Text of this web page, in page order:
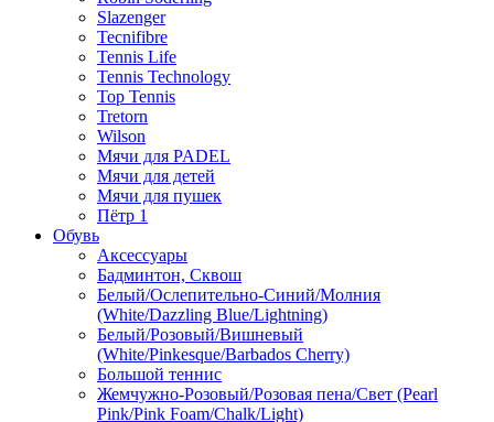
Slazenger
Tecnifibre
Tennis Life
Tennis Technology
Top Tennis
Tretorn
Wilson
Мячи для PADEL
Мячи для детей
Мячи для пушек
Пётр 1
Обувь
Аксессуары
Бадминтон, Сквош
Белый/Ослепительно-Синий/Молния
(White/Dazzling Blue/Lightning)
Белый/Розовый/Вишневый
(White/Pinkesque/Barbados Cherry)
Большой теннис
Жемчужно-Розовый/Розовая пена/Свет (Pearl
Pink/Pink Foam/Chalk/Light)